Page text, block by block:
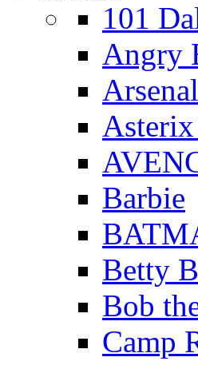
101
Angry
Barbie
Betty
Bob
Camp